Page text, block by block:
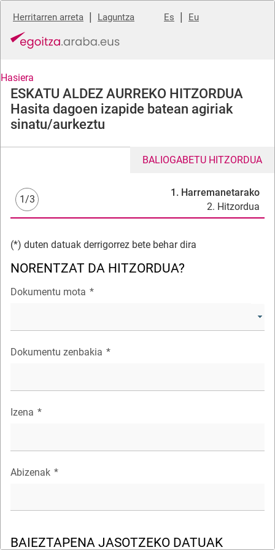
Herritarren arreta Laguntza Es Eu
Hasiera
ESKATU ALDEZ AURREKO HITZORDUA
Hasita dagoen izapide batean agiriak
sinatu/aurkeztu
BALIOGABETU HITZORDUA
1/3
1. Harremanetarako
2. Hitzordua
(*) duten datuak derrigorrez bete behar dira
NORENTZAT DA HITZORDUA?
Dokumentu mota *
Dokumentu zenbakia *
Izena *
Abizenak *
BAIEZTAPENA JASOTZEKO DATUAK